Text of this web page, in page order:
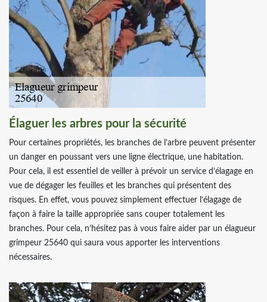
Élaguer les arbres pour la sécurité
Pour certaines propriétés, les branches de l’arbre peuvent présenter
un danger en poussant vers une ligne électrique, une habitation.
Pour cela, il est essentiel de veiller à prévoir un service d’élagage en
vue de dégager les feuilles et les branches qui présentent des
risques. En effet, vous pouvez simplement effectuer l’élagage de
façon à faire la taille appropriée sans couper totalement les
branches. Pour cela, n’hésitez pas à vous faire aider par un élagueur
grimpeur 25640 qui saura vous apporter les interventions
nécessaires.